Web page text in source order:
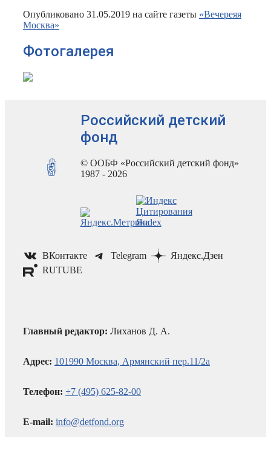
Опубликовано 31.05.2019 на сайте газеты «Вечереяя
Москва»
Фотогалерея
Российский детский
фонд
© ООБФ «Российский детский фонд»
1987 - 2026
ВКонтакте Telegram
Яндекс.Дзен
RUTUBE
Главный редактор: Лиханов Д. А.
Адрес: 101990 Москва, Армянский пер.11/2а
Телефон: +7 (495) 625-82-00
E-mail: info@detfond.org